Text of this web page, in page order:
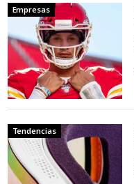
Empresas
Tendencias